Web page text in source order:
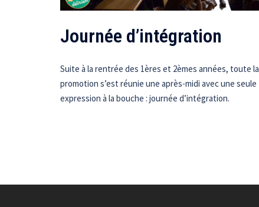
Journée d’intégration
Suite à la rentrée des 1ères et 2èmes années, toute la
promotion s’est réunie une après-midi avec une seule
expression à la bouche : journée d’intégration.